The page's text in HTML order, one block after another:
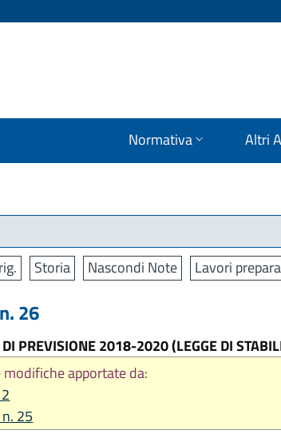
Normativa Altri
Storia Nascondi Note Lavori
26
PREVISIONE 2018-2020 (LEGGE DI
apportate da:
25